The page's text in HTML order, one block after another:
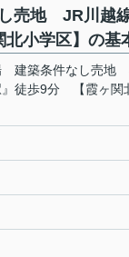
売地 JR川越
小学区】の基
建築条件なし売地
』徒歩9分 【霞ヶ関